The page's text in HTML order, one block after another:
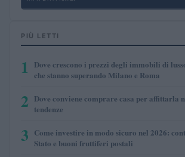
PIÙ LETTI
1
Dove crescono i prezzi degli immobili di
che stanno superando Milano e Roma
2 Dove conviene comprare casa per affittarla
tendenze
3 Come investire in modo sicuro nel 2026:
Stato e buoni fruttiferi postali